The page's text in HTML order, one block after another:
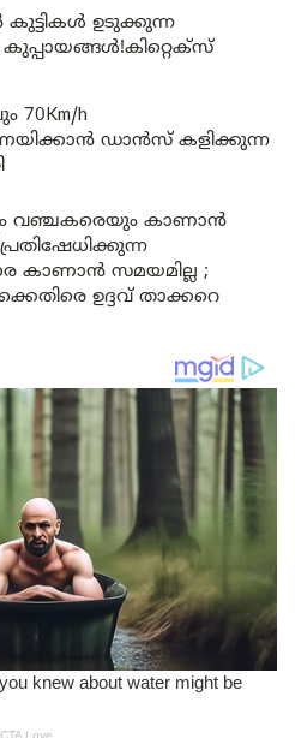
ഉടുക്കുന്ന
കുപ്പായങ്ങൾ!കിറ്റെക്സ്
70Km/h
ഡാൻസ് കളിക്കുന്ന
വഞ്ചകരെയും കാണാൻ
കാണാൻ സമയമില്ല ;
ഉദ്ദവ് താക്കറെ